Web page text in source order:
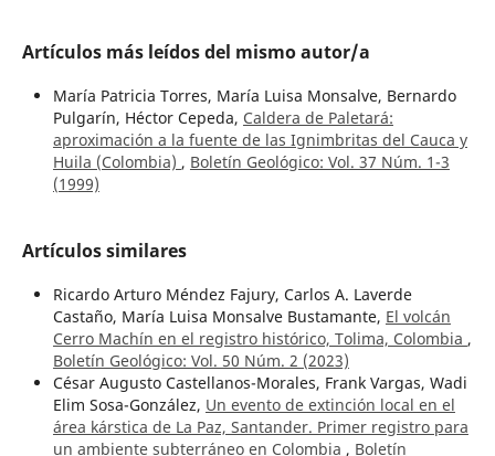
Artículos más leídos del mismo autor/a
María Patricia Torres, María Luisa Monsalve, Bernardo
Pulgarín, Héctor Cepeda, Caldera de Paletará:
aproximación a la fuente de las Ignimbritas del Cauca y
Huila (Colombia) , Boletín Geológico: Vol. 37 Núm. 1-3
(1999)
Artículos similares
Ricardo Arturo Méndez Fajury, Carlos A. Laverde
Castaño, María Luisa Monsalve Bustamante, El volcán
Cerro Machín en el registro histórico, Tolima, Colombia ,
Boletín Geológico: Vol. 50 Núm. 2 (2023)
César Augusto Castellanos-Morales, Frank Vargas, Wadi
Elim Sosa-González, Un evento de extinción local en el
área kárstica de La Paz, Santander. Primer registro para
un ambiente subterráneo en Colombia , Boletín